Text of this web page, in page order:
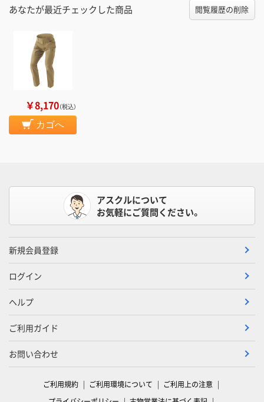
あなたが最近チェックした商品 閲覧履歴の削除
￥8,170（税込）
カゴへ
アスクルについて
お気軽にご質問ください。
新規会員登録
ログイン
ヘルプ
ご利用ガイド
お問い合わせ
ご利用規約 ご利用環境について
ご利用上の注意